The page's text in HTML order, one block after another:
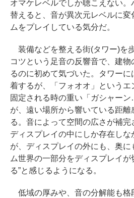
オマケレベルでしか聴こえない。
替えると、音が異次元レベルに
ムをプレイしている気分だ。
装備などを整える街(タワー)を
コツという足音の反響音で、建
るのに初めて気づいた。タワーに
着するが、「フォオオ」というエ
固定される時の重い「ガシャー
が、遠い場所から響いている距
る。音によって空間の広さが補
ディスプレイの中にしか存在しな
が、ディスプレイの外にも、奥に
ム世界の一部分をディスプレイ
る”と感じるようになる。
低域の厚みや、音の分解能も格